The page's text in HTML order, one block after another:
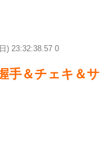
) 23:32:38.57 0
手＆チェキ＆サ